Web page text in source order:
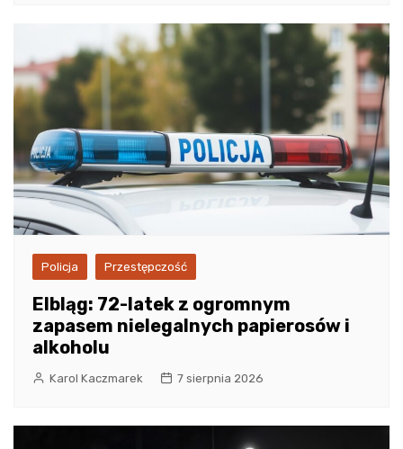
Policja Przestępczość
Elbląg: 72-latek z ogromnym
zapasem nielegalnych papierosów i
alkoholu
Karol Kaczmarek 7 sierpnia 2026